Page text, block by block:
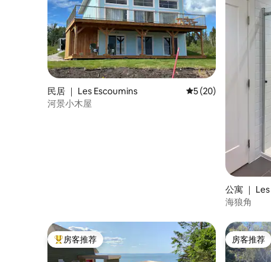
民居 ｜ Les Escoumins 平均评分 5 分（满分
5 (20)
河景小木屋
公寓 ｜
海狼角
热门「房客推荐」
房客推荐 房客推荐
房客推荐